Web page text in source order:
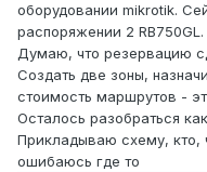
оборудовании mikrotik.
распоряжении 2 RB750GL.
Думаю, что резервацию
Создать две зоны,
стоимость маршрутов -
Осталось разобраться
Прикладываю схему, кто,
ошибаюсь где то